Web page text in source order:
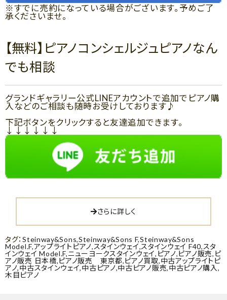
※すでに売約になっている場合がございます。予めご了
承くださいませ。
【無料】ピアノコンシェルジュピアノなん
でも相談
グランドギャラリー公式LINEアカウントで追加でピアノ購
入などのご相談も随時お受けしております♪
下記ボタンをクリックすると友達追加できます。
↓↓↓↓↓↓
さらに詳しく
タグ：Steinway&Sons,Steinway&Sons F,Steinway&Sons
Model.F,アップライトピアノ,スタインウェイ,スタインウェイ F40,スタ
インウェイ Model.F,ニューヨークスタインウェイ, ピアノ,ピアノ販売, ピ
アノ販売 日本橋,ピアノ販売 東京都,ピアノ買取,中古アップライトピ
アノ,中古スタインウェイ,中古ピアノ,中古ピアノ販売,中古ピアノ購入,
木目ピアノ